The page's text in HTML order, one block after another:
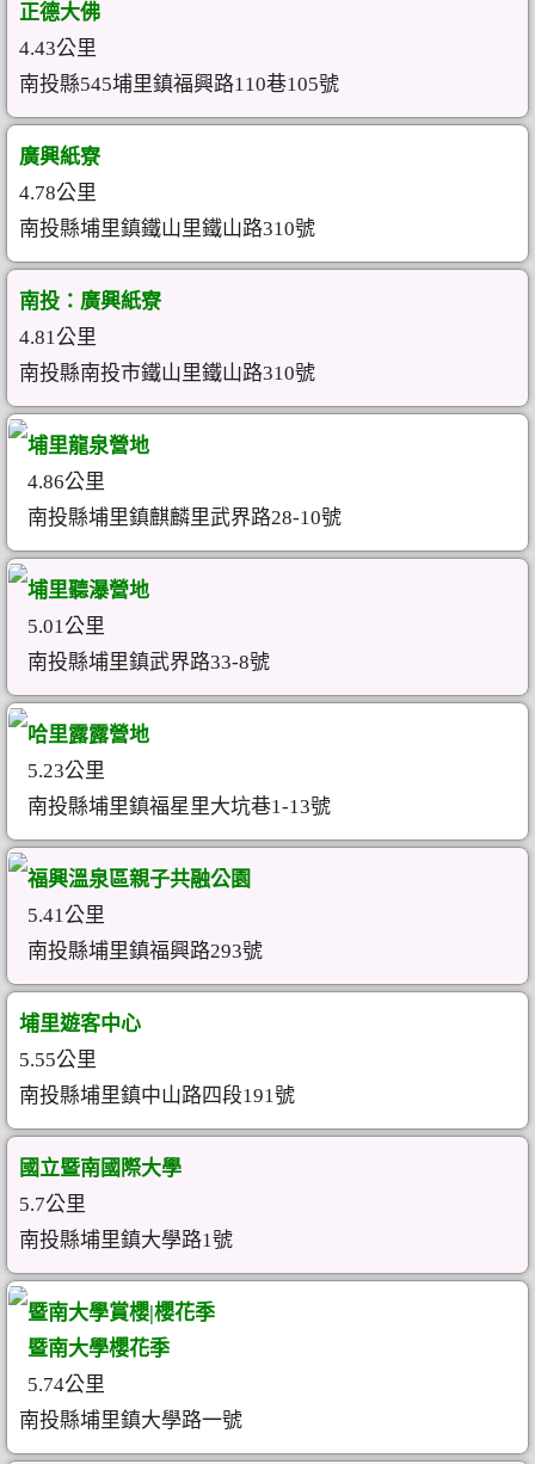
正德大佛
4.43公里
南投縣545埔里鎮福興路110巷105號
廣興紙寮
4.78公里
南投縣埔里鎮鐵山里鐵山路310號
南投：廣興紙寮
4.81公里
南投縣南投市鐵山里鐵山路310號
埔里龍泉營地
4.86公里
南投縣埔里鎮麒麟里武界路28-10號
埔里聽瀑營地
5.01公里
南投縣埔里鎮武界路33-8號
哈里露露營地
5.23公里
南投縣埔里鎮福星里大坑巷1-13號
福興溫泉區親子共融公園
5.41公里
南投縣埔里鎮福興路293號
埔里遊客中心
5.55公里
南投縣埔里鎮中山路四段191號
國立暨南國際大學
5.7公里
南投縣埔里鎮大學路1號
暨南大學賞櫻|櫻花季
暨南大學櫻花季
5.74公里
南投縣埔里鎮大學路一號